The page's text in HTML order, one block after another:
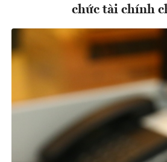
chức tài chính